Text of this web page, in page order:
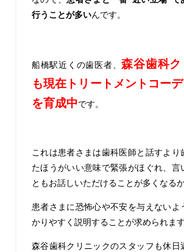
行うことが多いんです。
船橋駅近くの歯医者、森谷歯科
も現在トリートメントコー
を育成中です。
これは患者さまは歯科医師と話すより
たほうがいい意味で緊張がほぐれ、言
ともお話しいただけることが多くなるか
患者さまに恐怖心や不安を与えないよ
かりやすく説明することが求められます
森谷歯科クリニックのスタッフも休日